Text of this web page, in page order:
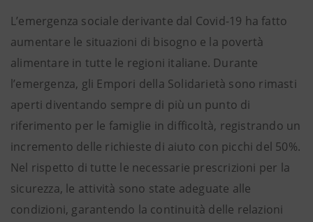
L’emergenza sociale derivante dal Covid-19 ha fatto
aumentare le situazioni di bisogno e la povertà
alimentare in tutte le regioni italiane. Durante
l’emergenza, gli Empori della Solidarietà sono rimasti
aperti diventando sempre di più un punto di
riferimento per le famiglie in difficoltà, registrando un
incremento delle richieste di aiuto con picchi del 50%.
Nel rispetto di tutte le necessarie prescrizioni per la
sicurezza, le attività sono state adeguate alle
condizioni, garantendo la continuità delle relazioni